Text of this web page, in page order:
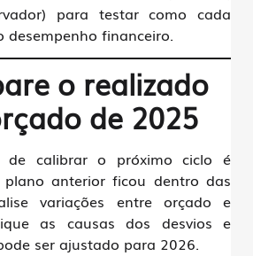
para testar como cada
desempenho financeiro.
o realizado
de 2025
de calibrar o próximo ciclo é
anterior ficou dentro das
variações entre orçado e
as causas dos desvios e
ser ajustado para 2026.